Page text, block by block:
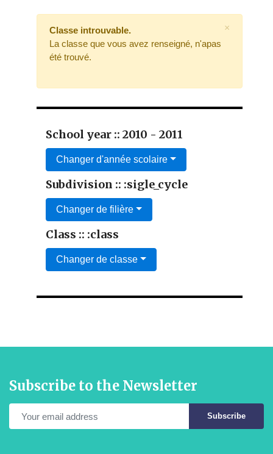
Classe introuvable.
La classe que vous avez renseigné, n'apas
été trouvé.
×
School year :: 2010 - 2011
Changer d'année scolaire
Subdivision :: :sigle_cycle
Changer de filière
Class :: :class
Changer de classe
Subscribe to the Newsletter
Subscribe